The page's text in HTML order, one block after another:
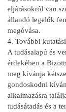
eljárásokról van
állandó legelők
megóvása.
4. További
A tudásalapú és
érdekében a
meg kívánja
gondoskodni
alkalmazásra
tudásátadás és a